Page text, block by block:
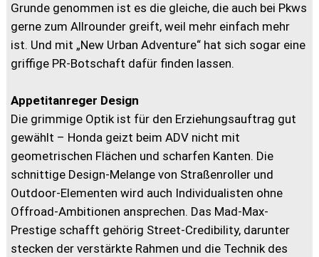
Grunde genommen ist es die gleiche, die auch bei Pkws
gerne zum Allrounder greift, weil mehr einfach mehr
ist. Und mit „New Urban Adventure“ hat sich sogar eine
griffige PR-Botschaft dafür finden lassen.
Appetitanreger Design
Die grimmige Optik ist für den Erziehungsauftrag gut
gewählt – Honda geizt beim ADV nicht mit
geometrischen Flächen und scharfen Kanten. Die
schnittige Design-Melange von Straßenroller und
Outdoor-Elementen wird auch Individualisten ohne
Offroad-Ambitionen ansprechen. Das Mad-Max-
Prestige schafft gehörig Street-Credibility, darunter
stecken der verstärkte Rahmen und die Technik des